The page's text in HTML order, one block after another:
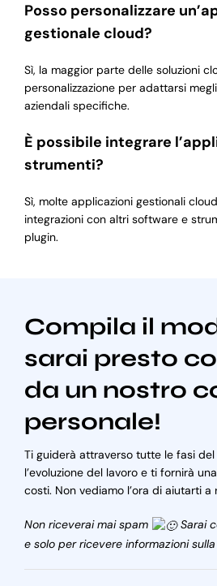
Posso personalizzare
gestionale cloud?
Sì, la maggior parte delle soluzioni
personalizzazione per adattarsi
aziendali specifiche.
È possibile integrare
strumenti?
Sì, molte applicazioni gestionali
integrazioni con altri software e
plugin.
Compila il
sarai presto
da un nostro
personale!
Ti guiderà attraverso tutte le fasi
l’evoluzione del lavoro e ti fornirà
costi. Non vediamo l’ora di aiutarti a
Non riceverai mai spam
Sarai
e solo per ricevere informazioni